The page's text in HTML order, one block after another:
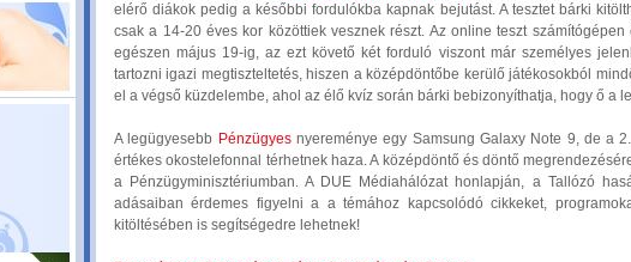
elérő diákok pedig a későbbi fordulókba kapnak bejutást. A tesztet bárki
csak a 14-20 éves kor közöttiek vesznek részt. Az online teszt
egészen május 19-ig, az ezt követő két forduló viszont már személyes
tartozni igazi megtiszteltetés, hiszen a középdöntőbe kerülő játékosokból
el a végső küzdelembe, ahol az élő kvíz során bárki bebizonyíthatja, hogy ő a
A legügyesebb Pénzügyes nyereménye egy Samsung Galaxy Note 9, de a
értékes okostelefonnal térhetnek haza. A középdöntő és döntő
a Pénzügyminisztériumban. A DUE Médiahálózat honlapján, a Tallózó
adásaiban érdemes figyelni a a témához kapcsolódó cikkeket,
kitöltésében is segítségedre lehetnek!